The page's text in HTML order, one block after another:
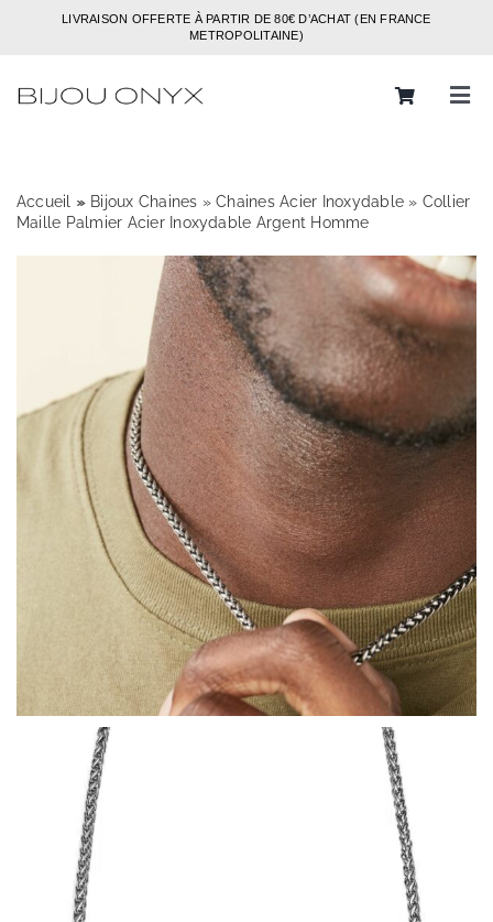
LIVRAISON OFFERTE À PARTIR DE 80€ D’ACHAT (EN FRANCE
METROPOLITAINE)
Bijoux
Bagues
Boucles d’oreilles
Colliers
Chaines
COLLECTIONS DE BIJOUX
Idées Cadeaux
NOUVEAUTES
Accueil »
» Bijoux Chaines »Chaines Acier Inoxydable » Collier
Maille Palmier Acier Inoxydable Argent Homme